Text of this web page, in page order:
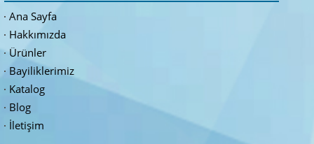
Ana Sayfa
Hakkımızda
Ürünler
Bayiliklerimiz
Katalog
Blog
İletişim